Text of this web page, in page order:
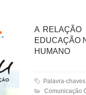
A RELAÇÃO
EDUCAÇÃO
HUMANO
Palavra-
Comunicação